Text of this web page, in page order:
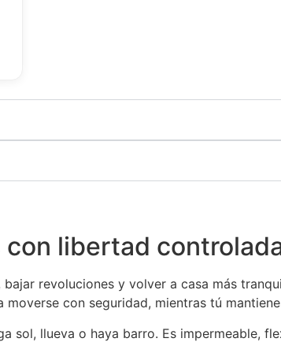
libertad
revoluciones y volver a casa más
con seguridad, mientras tú
sol, llueva o haya barro. Es impermeable,